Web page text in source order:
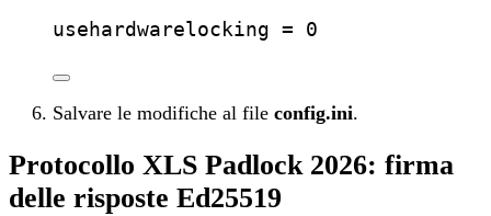
usehardwarelocking = 0
Salvare le modifiche al file config.ini.
Protocollo XLS Padlock 2026: firma
delle risposte Ed25519